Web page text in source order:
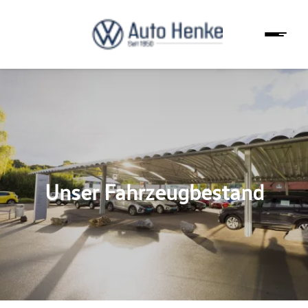
Unser Fahrzeugbestand